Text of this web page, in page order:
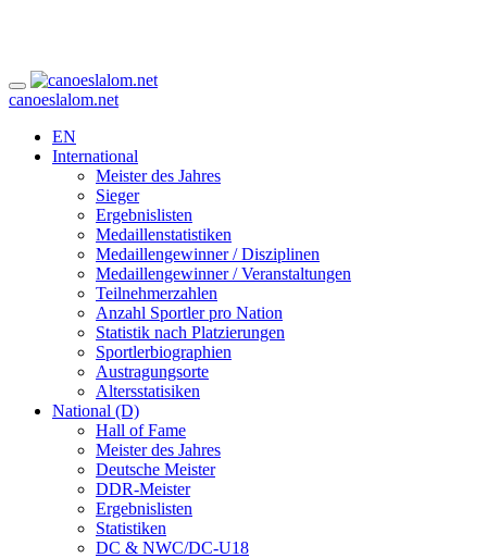
canoeslalom.net
EN
International
Meister des Jahres
Sieger
Ergebnislisten
Medaillenstatistiken
Medaillengewinner / Disziplinen
Medaillengewinner / Veranstaltungen
Teilnehmerzahlen
Anzahl Sportler pro Nation
Statistik nach Platzierungen
Sportlerbiographien
Austragungsorte
Altersstatisiken
National (D)
Hall of Fame
Meister des Jahres
Deutsche Meister
DDR-Meister
Ergebnislisten
Statistiken
DC & NWC/DC-U18